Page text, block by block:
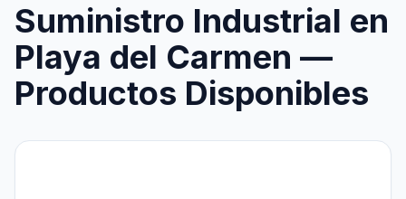
Suministro Industrial en
Playa del Carmen —
Productos Disponibles